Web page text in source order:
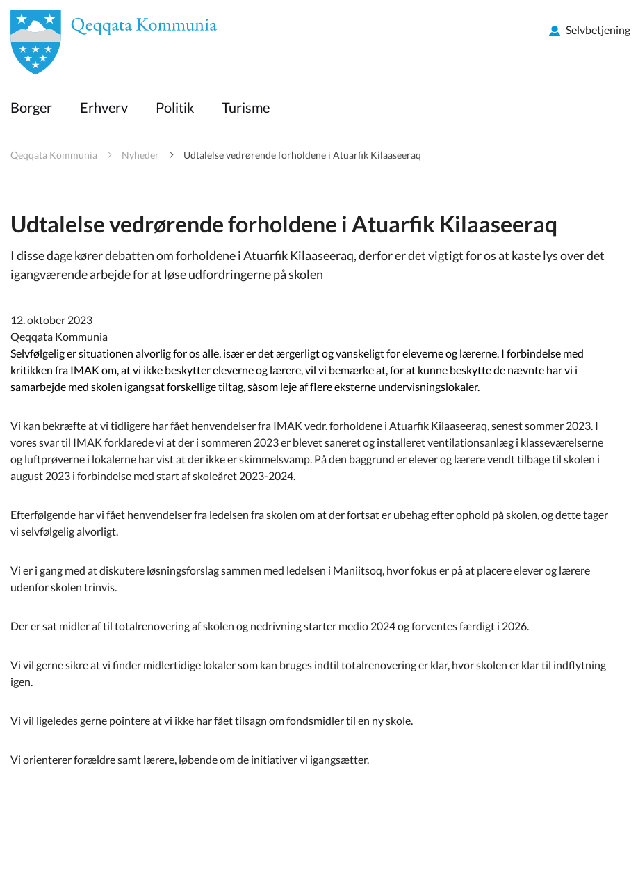
en
Borger
Erhverv
Politik
Selvbetjening
Kommuneplan
Om Kommunen
Selvbetjening
Borger Erhverv Politik Turisme
Qeqqata Kommunia Nyheder Udtalelse vedrørende forholdene i Atuarfik Kilaaseeraq
Udtalelse vedrørende forholdene i Atuarfik Kilaaseeraq
I disse dage kører debatten om forholdene i Atuarfik Kilaaseeraq, derfor er det vigtigt for os at kaste lys over det
igangværende arbejde for at løse udfordringerne på skolen
12. oktober 2023
Qeqqata Kommunia
Selvfølgelig er situationen alvorlig for os alle, især er det ærgerligt og vanskeligt for eleverne og lærerne. I forbindelse med
kritikken fra IMAK om, at vi ikke beskytter eleverne og lærere, vil vi bemærke at, for at kunne beskytte de nævnte har vi i
samarbejde med skolen igangsat forskellige tiltag, såsom leje af flere eksterne undervisningslokaler.
Vi kan bekræfte at vi tidligere har fået henvendelser fra IMAK vedr. forholdene i Atuarfik Kilaaseeraq, senest sommer 2023. I
vores svar til IMAK forklarede vi at der i sommeren 2023 er blevet saneret og installeret ventilationsanlæg i klasseværelserne
og luftprøverne i lokalerne har vist at der ikke er skimmelsvamp. På den baggrund er elever og lærere vendt tilbage til skolen i
august 2023 i forbindelse med start af skoleåret 2023-2024.
Efterfølgende har vi fået henvendelser fra ledelsen fra skolen om at der fortsat er ubehag efter ophold på skolen, og dette tager
vi selvfølgelig alvorligt.
Vi er i gang med at diskutere løsningsforslag sammen med ledelsen i Maniitsoq, hvor fokus er på at placere elever og lærere
udenfor skolen trinvis.
Der er sat midler af til totalrenovering af skolen og nedrivning starter medio 2024 og forventes færdigt i 2026.
Vi vil gerne sikre at vi finder midlertidige lokaler som kan bruges indtil totalrenovering er klar, hvor skolen er klar til indflytning
igen.
Vi vil ligeledes gerne pointere at vi ikke har fået tilsagn om fondsmidler til en ny skole.
Vi orienterer forældre samt lærere, løbende om de initiativer vi igangsætter.